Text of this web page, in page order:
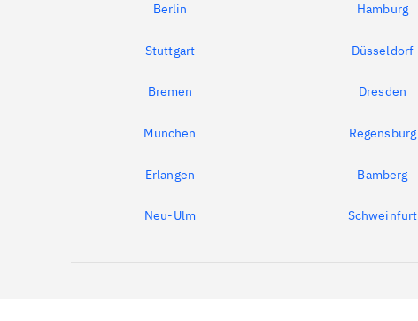
Berlin Hamburg
Stuttgart Düsseldorf
Bremen Dresden
München Regensburg
Erlangen Bamberg
Neu-Ulm Schweinfurt